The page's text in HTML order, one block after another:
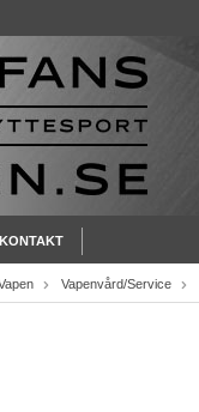
KONTAKT
Vapenvård/Service